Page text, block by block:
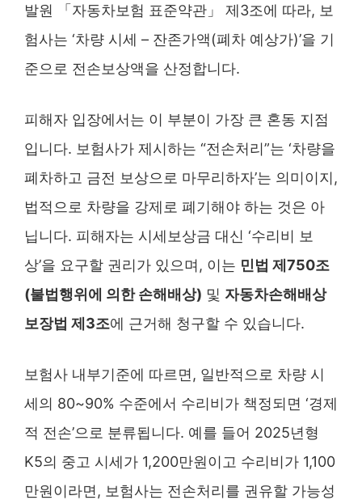
발원 「자동차보험 표준약관」 제3조에 따라, 보
험사는 ‘차량 시세 – 잔존가액(폐차 예상가)’을 기
준으로 전손보상액을 산정합니다.
피해자 입장에서는 이 부분이 가장 큰 혼동 지점
입니다. 보험사가 제시하는 “전손처리”는 ‘차량을
폐차하고 금전 보상으로 마무리하자’는 의미이지,
법적으로 차량을 강제로 폐기해야 하는 것은 아
닙니다. 피해자는 시세보상금 대신 ‘수리비 보
상’을 요구할 권리가 있으며, 이는 민법 제750조
(불법행위에 의한 손해배상) 및 자동차손해배상
보장법 제3조에 근거해 청구할 수 있습니다.
보험사 내부기준에 따르면, 일반적으로 차량 시
세의 80~90% 수준에서 수리비가 책정되면 ‘경제
적 전손’으로 분류됩니다. 예를 들어 2025년형
K5의 중고 시세가 1,200만원이고 수리비가 1,100
만원이라면, 보험사는 전손처리를 권유할 가능성